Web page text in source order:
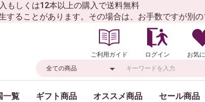
もしくは12本以上の購入で送料無料
ることがあります。その場合は、お手数ですが別の
ご利用ガイド ログイン お気
一覧 ギフト商品 オススメ商品 セール商品